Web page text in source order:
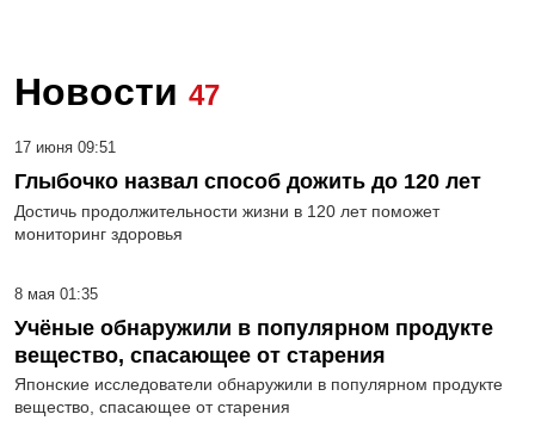
Новости 47
17 июня 09:51
Глыбочко назвал способ дожить до 120 лет
Достичь продолжительности жизни в 120 лет поможет
мониторинг здоровья
8 мая 01:35
Учёные обнаружили в популярном продукте
вещество, спасающее от старения
Японские исследователи обнаружили в популярном продукте
вещество, спасающее от старения